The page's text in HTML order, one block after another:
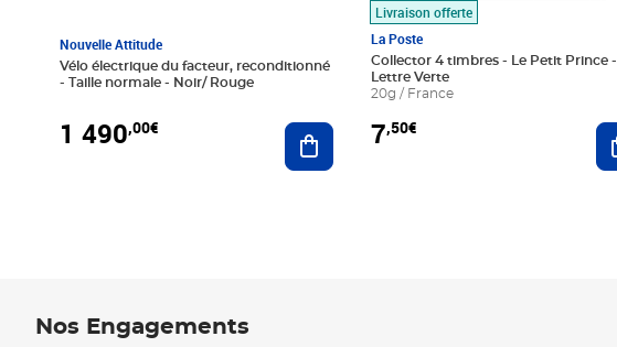
Nouvelle Attitude
Vélo électrique du facteur, reconditionné
- Taille normale - Noir/ Rouge
1 490,00€ Ajouter au panier
Livraison offerte
La Poste
Collector 4 timbres - Le Petit Prince -
Lettre Verte
20g / France
7,50€
Nos Engagements